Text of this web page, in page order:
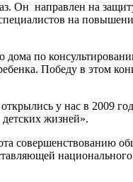
Он направлен на
на
дома по
Победу в этом
у нас в 2009
жизней».
совершенствованию